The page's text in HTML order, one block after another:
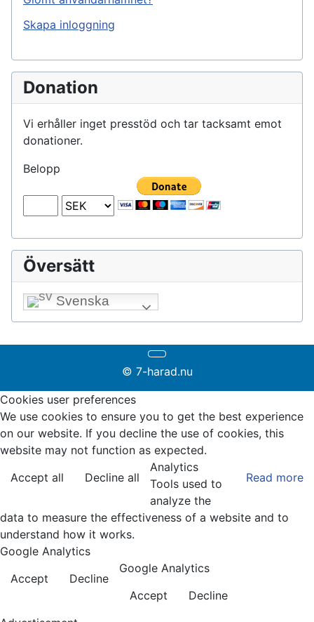
Skapa inloggning
Donation
Vi erhåller inget presstöd och tar tacksamt emot
donationer.
Belopp
Översätt
Svenska
© 7-harad.nu
Cookies user preferences
We use cookies to ensure you to get the best experience
on our website. If you decline the use of cookies, this
website may not function as expected.
Accept all
Decline all Read more
Analytics
Tools used to
analyze the
data to measure the effectiveness of a website and to
understand how it works.
Google Analytics
Accept
Decline
Google Analytics
Accept
Decline